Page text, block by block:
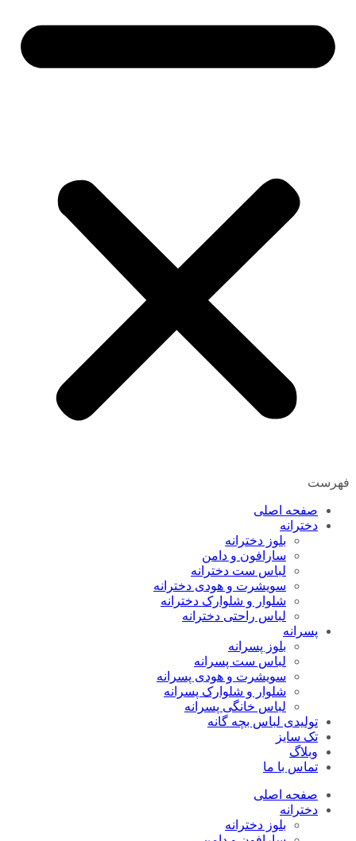
فهرست
صفحه اصلی
دخترانه
بلوز دخترانه
سارافون و دامن
لباس ست دخترانه
سویشرت و هودی دخترانه
شلوار و شلوارک دخترانه
لباس راحتی دخترانه
پسرانه
بلوز پسرانه
لباس ست پسرانه
سویشرت و هودی پسرانه
شلوار و شلوارک پسرانه
لباس خانگی پسرانه
تولیدی لباس بچه گانه
تک سایز
وبلاگ
تماس با ما
صفحه اصلی
دخترانه
بلوز دخترانه